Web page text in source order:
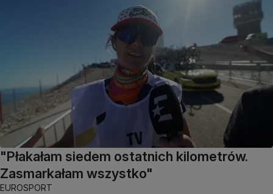
"Płakałam siedem ostatnich kilometrów.
Zasmarkałam wszystko"
EUROSPORT